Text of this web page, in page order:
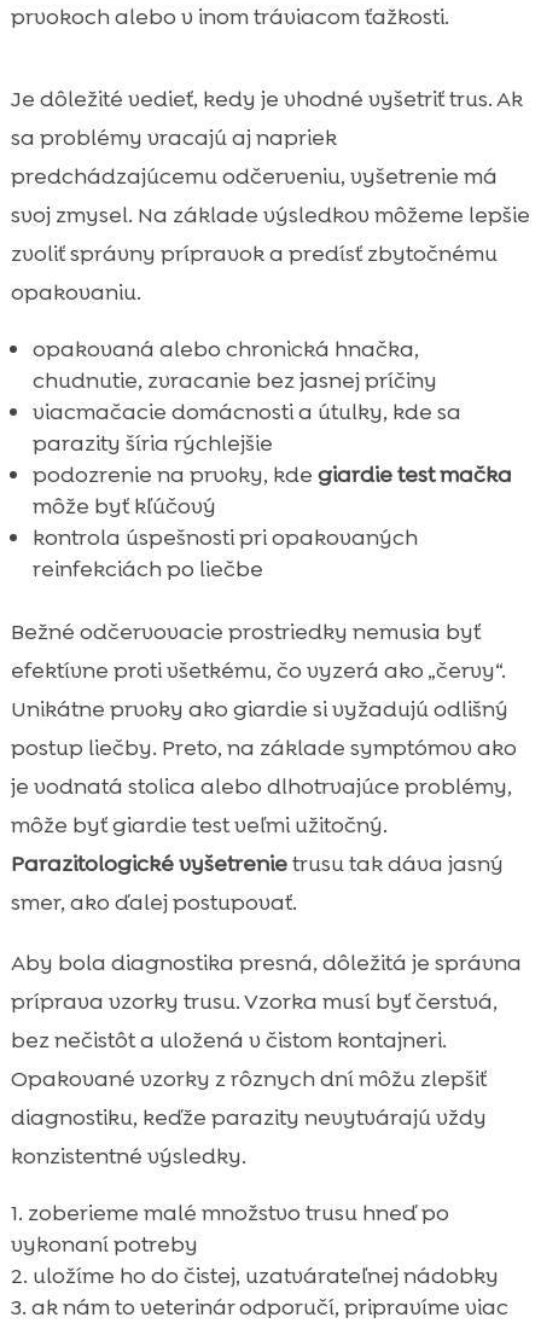
prvokoch alebo v inom tráviacom ťažkosti.
Je dôležité vedieť, kedy je vhodné vyšetriť trus. Ak
sa problémy vracajú aj napriek
predchádzajúcemu odčerveniu, vyšetrenie má
svoj zmysel. Na základe výsledkov môžeme lepšie
zvoliť správny prípravok a predísť zbytočnému
opakovaniu.
opakovaná alebo chronická hnačka,
chudnutie, zvracanie bez jasnej príčiny
viacmačacie domácnosti a útulky, kde sa
parazity šíria rýchlejšie
podozrenie na prvoky, kde giardie test mačka
môže byť kľúčový
kontrola úspešnosti pri opakovaných
reinfekciách po liečbe
Bežné odčervovacie prostriedky nemusia byť
efektívne proti všetkému, čo vyzerá ako „červy“.
Unikátne prvoky ako giardie si vyžadujú odlišný
postup liečby. Preto, na základe symptómov ako
je vodnatá stolica alebo dlhotrvajúce problémy,
môže byť giardie test veľmi užitočný.
Parazitologické vyšetrenietrusu tak dáva jasný
smer, ako ďalej postupovať.
Aby bola diagnostika presná, dôležitá je správna
príprava vzorky trusu. Vzorka musí byť čerstvá,
bez nečistôt a uložená v čistom kontajneri.
Opakované vzorky z rôznych dní môžu zlepšiť
diagnostiku, keďže parazity nevytvárajú vždy
konzistentné výsledky.
zoberieme malé množstvo trusu hneď po
vykonaní potreby
uložíme ho do čistej, uzatvárateľnej nádobky
ak nám to veterinár odporučí, pripravíme viac